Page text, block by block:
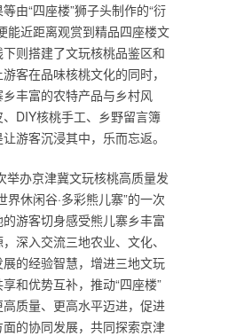
由“四座楼”狮子头制作的“衍
能近距离观赏到精品四座楼文
则搭建了文玩核桃品鉴区和
客在品味核桃文化的同时，
丰富的农特产品与乡村风
DIY核桃手工、乡野留言簿
游客沉浸其中，乐而忘返。
举办京津冀文玩核桃高质量发
界休闲谷·多彩熊儿寨”的一次
游客切身感受熊儿寨乡丰富
深入交流三地农业、文化、
的经验智慧，增进三地文玩
和优势互补，推动“四座楼”
质量、更高水平迈进，促进
的协同发展，共同探索京津